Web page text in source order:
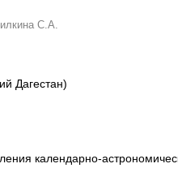
С.А.
Дагестан)
календарно-